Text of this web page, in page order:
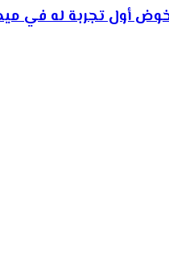
أول تجربة له في